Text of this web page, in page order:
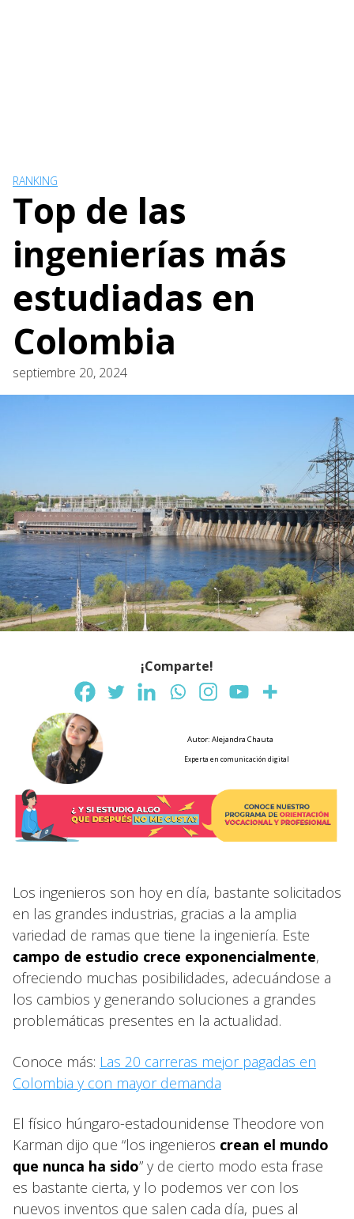
RANKING
Top de las
ingenierías más
estudiadas en
Colombia
septiembre 20, 2024
¡Comparte!
Autor: Alejandra Chauta
Experta en comunicación digital
Los ingenieros son hoy en día, bastante solicitados
en las grandes industrias, gracias a la amplia
variedad de ramas que tiene la ingeniería. Este
campo de estudio crece exponencialmente,
ofreciendo muchas posibilidades, adecuándose a
los cambios y generando soluciones a grandes
problemáticas presentes en la actualidad.
Conoce más: Las 20 carreras mejor pagadas en
Colombia y con mayor demanda
El físico húngaro-estadounidense Theodore von
Karman dijo que “los ingenieros crean el mundo
que nunca ha sido” y de cierto modo esta frase
es bastante cierta, y lo podemos ver con los
nuevos inventos que salen cada día, pues al